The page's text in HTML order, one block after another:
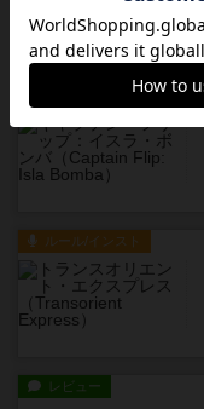
ルール/インスト
ルール/インスト
レビュー